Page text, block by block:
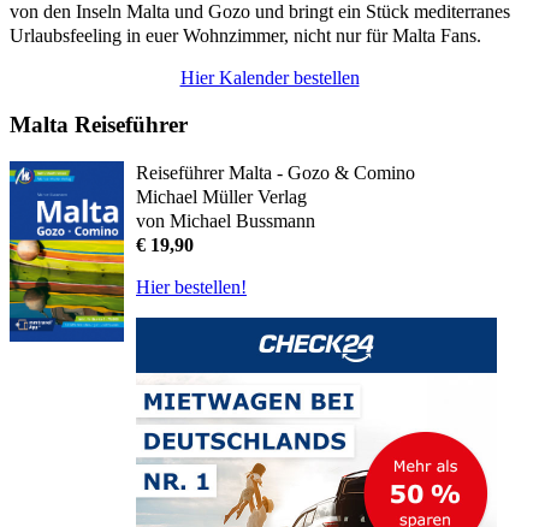
von den Inseln Malta und Gozo und bringt ein Stück mediterranes
Urlaubsfeeling in euer Wohnzimmer, nicht nur für Malta Fans.
Hier Kalender bestellen
Malta Reiseführer
Reiseführer Malta - Gozo & Comino
Michael Müller Verlag
von Michael Bussmann
€ 19,90
Hier bestellen!